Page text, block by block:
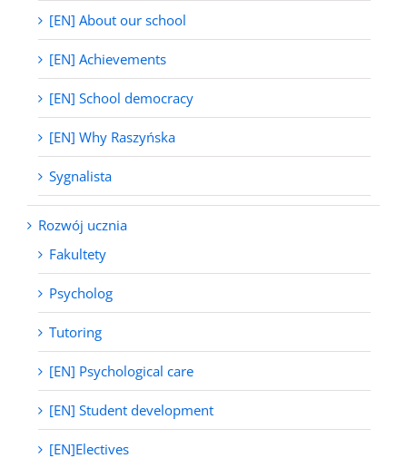
[EN] About our school
[EN] Achievements
[EN] School democracy
[EN] Why Raszyńska
Sygnalista
Rozwój ucznia
Fakultety
Psycholog
Tutoring
[EN] Psychological care
[EN] Student development
[EN]Electives